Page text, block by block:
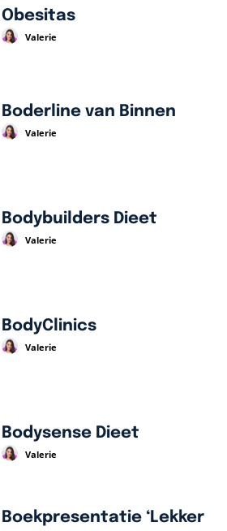
Obesitas
Valerie
Boderline van Binnen
Valerie
Bodybuilders Dieet
Valerie
BodyClinics
Valerie
Bodysense Dieet
Valerie
Boekpresentatie ‘Lekker